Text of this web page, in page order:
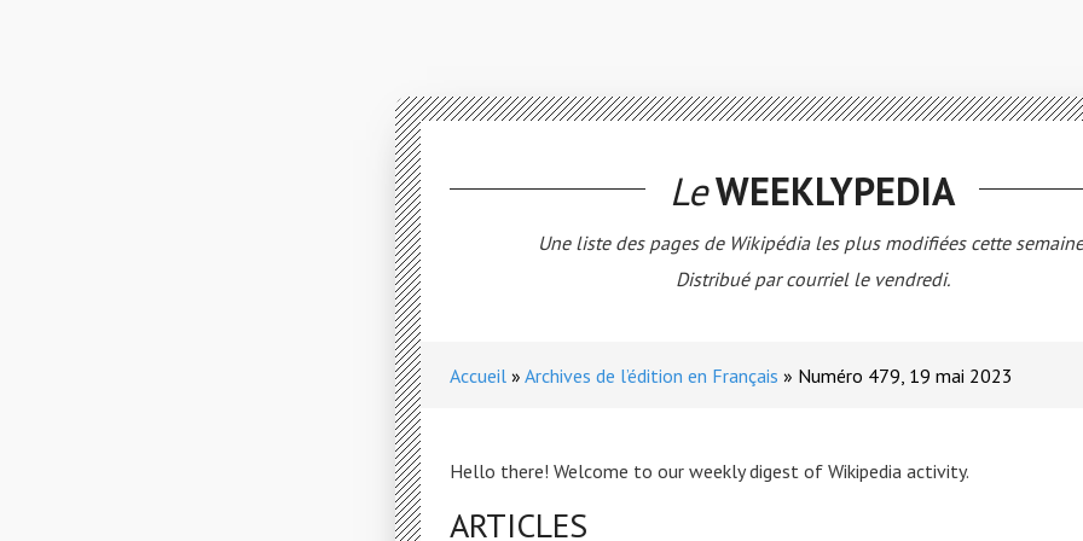
LeWEEKLYPEDIA
Une liste des pages de Wikipédia les plus modifiées cette
Distribué par courriel le vendredi.
Accueil Archives de l’édition en Français Numéro 479, 19 mai 2023
Hello there! Welcome to our weekly digest of Wikipedia activity.
ARTICLES